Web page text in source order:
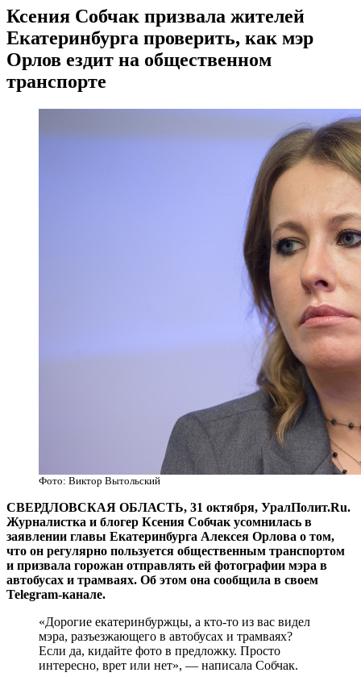
Ксения Собчак призвала жителей
Екатеринбурга проверить, как мэр
Орлов ездит на общественном
транспорте
Фото: Виктор Вытольский
СВЕРДЛОВСКАЯ ОБЛАСТЬ, 31 октября, УралПолит.Ru.
Журналистка и блогер Ксения Собчак усомнилась в
заявлении главы Екатеринбурга Алексея Орлова о том,
что он регулярно пользуется общественным транспортом
и призвала горожан отправлять ей фотографии мэра в
автобусах и трамваях. Об этом она сообщила в своем
Telegram-канале.
«Дорогие екатеринбуржцы, а кто-то из вас видел
мэра, разъезжающего в автобусах и трамваях?
Если да, кидайте фото в предложку. Просто
интересно, врет или нет», — написала Собчак.